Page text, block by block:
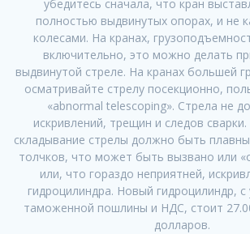
убедитесь сначала, что кран
полностью выдвинутых опорах, и не
колесами. На кранах,
включительно, это можно делать
выдвинутой стреле. На кранах большей
осматривайте стрелу посекционно,
«abnormal telescoping». Стрела не
искривлений, трещин и следов
складывание стрелы должно быть
толчков, что может быть вызвано или
или, что гораздо неприятней,
гидроцилиндра. Новый гидроцилиндр,
таможенной пошлины и НДС, стоит
долларов.